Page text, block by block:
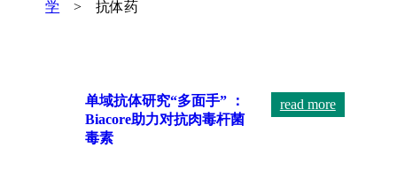
学 > 抗体药
单域抗体研究“多面手” ：
Biacore助力对抗肉毒杆菌
毒素
read more